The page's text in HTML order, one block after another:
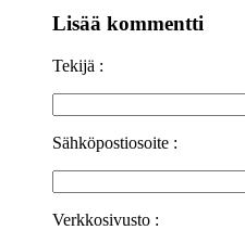
Lisää kommentti
Tekijä :
Sähköpostiosoite :
Verkkosivusto :